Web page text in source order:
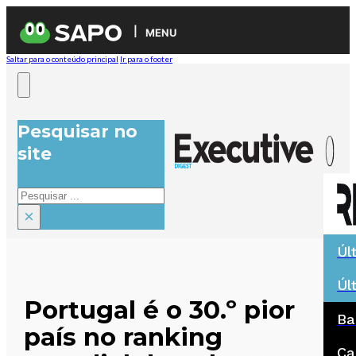
MENU
Saltar para o conteúdo principal Ir para o footer
Pesquisar no
site
Pesquisar
×
Portugal é o 30.º pior
país no ranking